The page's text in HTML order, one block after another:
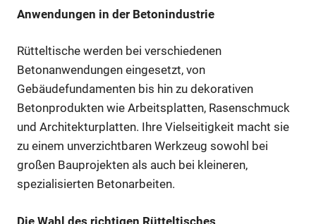
Anwendungen in der Betonindustrie
Rütteltische werden bei verschiedenen
Betonanwendungen eingesetzt, von
Gebäudefundamenten bis hin zu dekorativen
Betonprodukten wie Arbeitsplatten, Rasenschmuck
und Architekturplatten. Ihre Vielseitigkeit macht sie
zu einem unverzichtbaren Werkzeug sowohl bei
großen Bauprojekten als auch bei kleineren,
spezialisierten Betonarbeiten.
Die Wahl des richtigen Rütteltisches